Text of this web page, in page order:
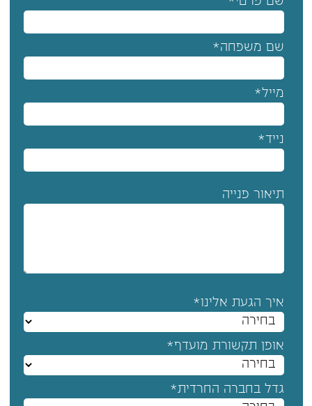
שם משפחה*
מייל*
נייד*
תיאור פנייה
איך הגעת אלינו*
אופן תקשורת מועדף*
גדל בחברה החרדית*